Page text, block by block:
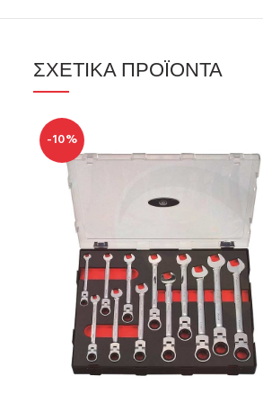
ΣΧΕΤΙΚΆ ΠΡΟΪΌΝΤΑ
-10%